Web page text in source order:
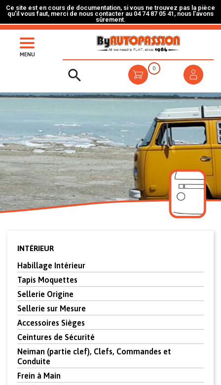
Ce site est en cours de documentation, si vous ne trouvez pas la pièce
qu’il vous faut, merci de nous contacter au 04 74 87 05 41, nous l’avons
sûrement.
MENU
 0
INTÉRIEUR
Habillage Intérieur
Tapis Moquettes
Sellerie Origine
Sellerie sur Mesure
Accessoires Sièges
Ceintures de Sécurité
Neiman (partie clef), Clefs, Commandes et
Conduite
Frein à Main